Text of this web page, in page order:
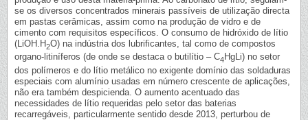
se os diversos concentrados minerais passíveis de utilização directa
em pastas cerâmicas, assim como na produção de vidro e de
cimento com requisitos específicos. O consumo de hidróxido de lítio
(LiOH.H2O) na indústria dos lubrificantes, tal como de compostos
organo-litiníferos (de onde se destaca o butilítio – C4HgLi) no setor
dos polímeros e do lítio metálico no exigente domínio das soldaduras
especiais com alumínio usadas em número crescente de aplicações,
não era também despicienda. O aumento acentuado das
necessidades de lítio requeridas pelo setor das baterias
recarregáveis, particularmente sentido desde 2013, perturbou de